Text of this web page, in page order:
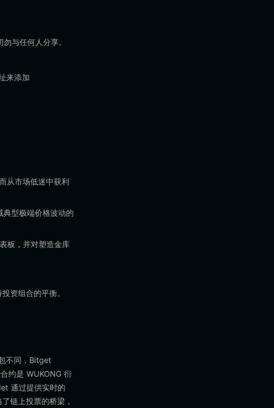
与任何人分享。
来添加
从市场低迷中获利
型极端价格波动的
板，并对塑造金库
资组合的平衡。
不同，Bitget
约是 WUKONG 衍
通过提供实时的
链上投票的桥梁，